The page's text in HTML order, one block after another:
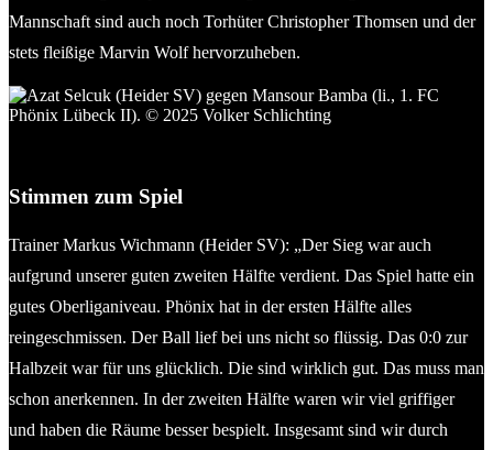
Mannschaft sind auch noch Torhüter Christopher Thomsen und der
stets fleißige Marvin Wolf hervorzuheben.
Stimmen zum Spiel
Trainer Markus Wichmann (Heider SV): „Der Sieg war auch
aufgrund unserer guten zweiten Hälfte verdient. Das Spiel hatte ein
gutes Oberliganiveau. Phönix hat in der ersten Hälfte alles
reingeschmissen. Der Ball lief bei uns nicht so flüssig. Das 0:0 zur
Halbzeit war für uns glücklich. Die sind wirklich gut. Das muss man
schon anerkennen. In der zweiten Hälfte waren wir viel griffiger
und haben die Räume besser bespielt. Insgesamt sind wir durch